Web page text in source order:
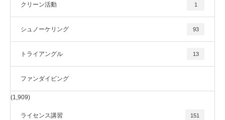
クリーン活動 1
シュノーケリング 93
トライアングル 13
ファンダイビング
(1,909)
ライセンス講習 151